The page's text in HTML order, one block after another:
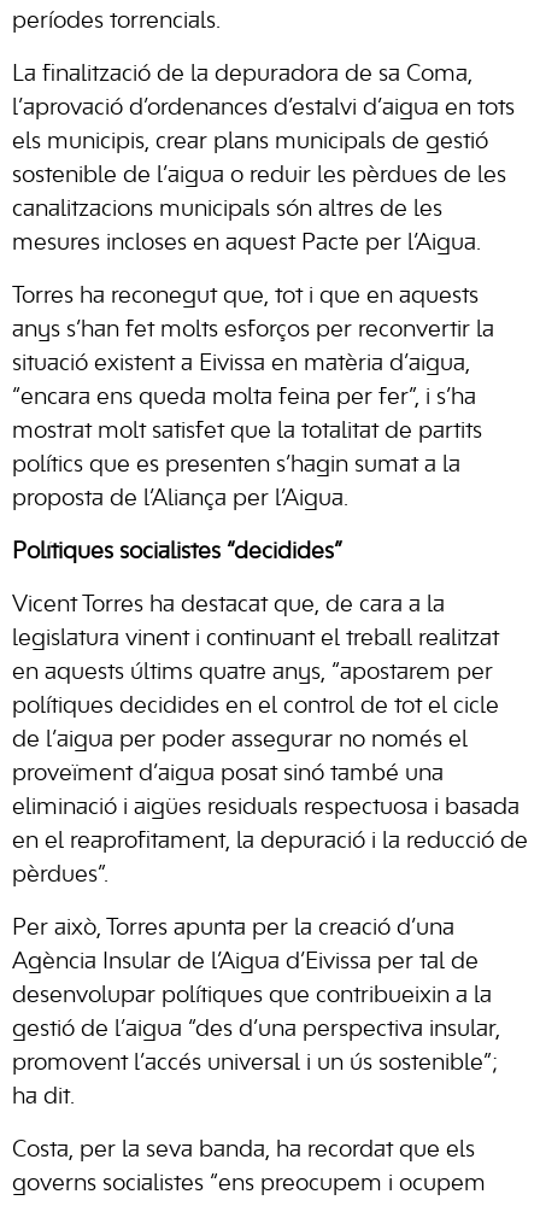
períodes torrencials.
La finalització de la depuradora de sa Coma,
l’aprovació d’ordenances d’estalvi d’aigua en tots
els municipis, crear plans municipals de gestió
sostenible de l’aigua o reduir les pèrdues de les
canalitzacions municipals són altres de les
mesures incloses en aquest Pacte per l’Aigua.
Torres ha reconegut que, tot i que en aquests
anys s’han fet molts esforços per reconvertir la
situació existent a Eivissa en matèria d’aigua,
“encara ens queda molta feina per fer”, i s’ha
mostrat molt satisfet que la totalitat de partits
polítics que es presenten s’hagin sumat a la
proposta de l’Aliança per l’Aigua.
Polítiques socialistes “decidides”
Vicent Torres ha destacat que, de cara a la
legislatura vinent i continuant el treball realitzat
en aquests últims quatre anys, “apostarem per
polítiques decidides en el control de tot el cicle
de l’aigua per poder assegurar no només el
proveïment d’aigua posat sinó també una
eliminació i aigües residuals respectuosa i basada
en el reaprofitament, la depuració i la reducció de
pèrdues”.
Per això, Torres apunta per la creació d’una
Agència Insular de l’Aigua d’Eivissa per tal de
desenvolupar polítiques que contribueixin a la
gestió de l’aigua “des d’una perspectiva insular,
promovent l’accés universal i un ús sostenible”;
ha dit.
Costa, per la seva banda, ha recordat que els
governs socialistes “ens preocupem i ocupem